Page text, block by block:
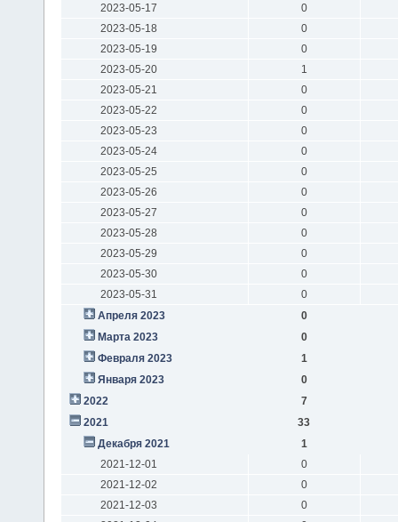
2023-05-17
0
2023-05-18
0
2023-05-19
0
2023-05-20
1
2023-05-21
0
2023-05-22
0
2023-05-23
0
2023-05-24
0
2023-05-25
0
2023-05-26
0
2023-05-27
0
2023-05-28
0
2023-05-29
0
2023-05-30
0
2023-05-31
0
Апреля 2023
0
Марта 2023
0
Февраля 2023
1
Января 2023
0
2022
7
2021
33
Декабря 2021
1
2021-12-01
0
2021-12-02
0
2021-12-03
0